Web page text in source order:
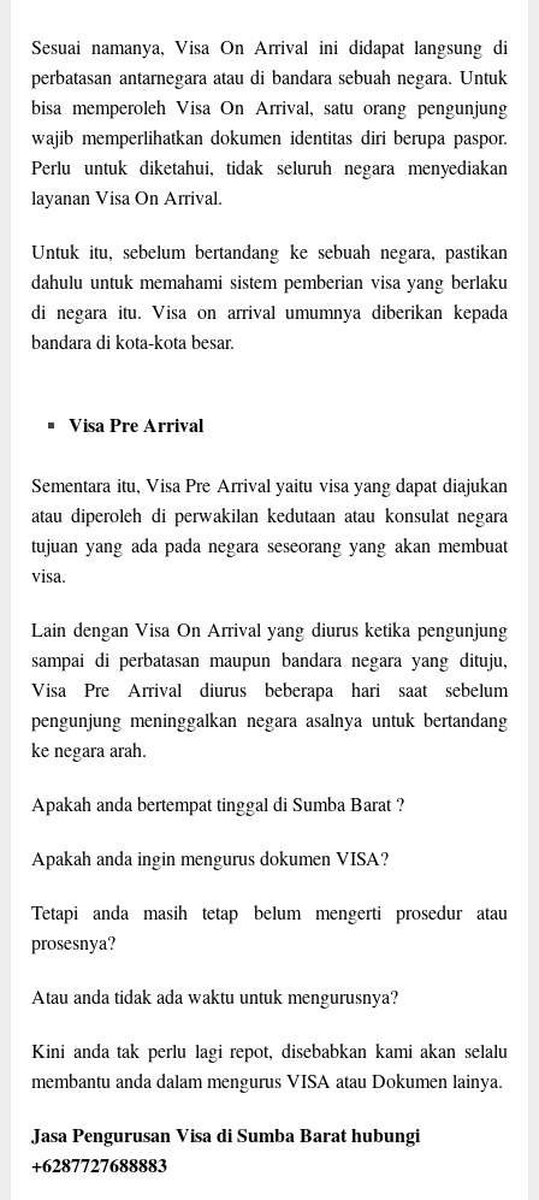
Sesuai namanya, Visa On Arrival ini didapat langsung di
perbatasan antarnegara atau di bandara sebuah negara. Untuk
bisa memperoleh Visa On Arrival, satu orang pengunjung
wajib memperlihatkan dokumen identitas diri berupa paspor.
Perlu untuk diketahui, tidak seluruh negara menyediakan
layanan Visa On Arrival.
Untuk itu, sebelum bertandang ke sebuah negara, pastikan
dahulu untuk memahami sistem pemberian visa yang berlaku
di negara itu. Visa on arrival umumnya diberikan kepada
bandara di kota-kota besar.
Visa Pre Arrival
Sementara itu, Visa Pre Arrival yaitu visa yang dapat diajukan
atau diperoleh di perwakilan kedutaan atau konsulat negara
tujuan yang ada pada negara seseorang yang akan membuat
visa.
Lain dengan Visa On Arrival yang diurus ketika pengunjung
sampai di perbatasan maupun bandara negara yang dituju,
Visa Pre Arrival diurus beberapa hari saat sebelum
pengunjung meninggalkan negara asalnya untuk bertandang
ke negara arah.
Apakah anda bertempat tinggal di Sumba Barat ?
Apakah anda ingin mengurus dokumen VISA?
Tetapi anda masih tetap belum mengerti prosedur atau
prosesnya?
Atau anda tidak ada waktu untuk mengurusnya?
Kini anda tak perlu lagi repot, disebabkan kami akan selalu
membantu anda dalam mengurus VISA atau Dokumen lainya.
Jasa Pengurusan Visa di Sumba Barat hubungi
+6287727688883